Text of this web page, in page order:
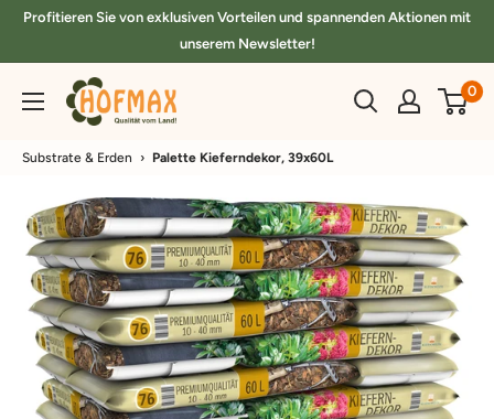
DirektProfitieren Sie von exklusiven Vorteilen und spannenden Aktionen mit
unserem Newsletter!
hofmax.de 0
Substrate & Erden › Palette Kieferndekor, 39x60L